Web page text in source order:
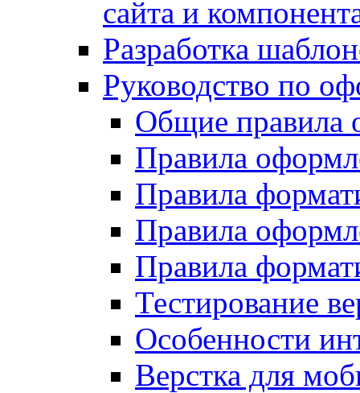
сайта и
Разработка
Руководство по
Общие правила
Правила
Правила
Правила
Правила
Тестирование
Особенности
Верстка для